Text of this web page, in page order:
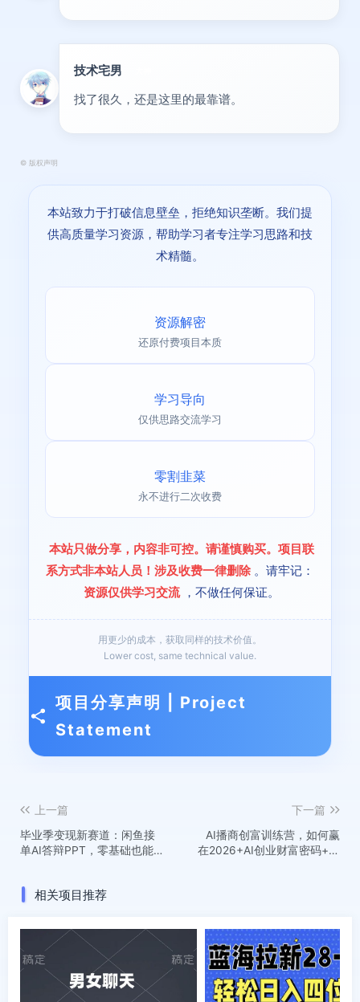
技术宅男
找了很久，还是这里的最靠谱。
© 版权声明
本站致力于打破信息壁垒，拒绝知识垄断。我们提
供高质量学习资源，帮助学习者专注学习思路和技
术精髓。
资源解密
还原付费项目本质
学习导向
仅供思路交流学习
零割韭菜
永不进行二次收费
本站只做分享，内容非可控。请谨慎购买。项目联
系方式非本站人员！涉及收费一律删除 。请牢记：
资源仅供学习交流 ，不做任何保证。
用更少的成本，获取同样的技术价值。
Lower cost, same technical value.
项目分享声明 | Project
Statement
上一篇
毕业季变现新赛道：闲鱼接
单AI答辩PPT，零基础也能
下一篇
AI播商创富训练营，如何赢
在2026+AI创业财富密码+如
相关项目推荐